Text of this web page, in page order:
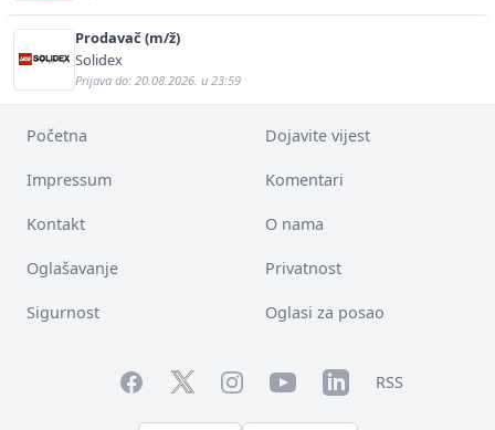
Prodavač (m/ž)
Solidex
Prijava do: 20.08.2026. u 23:59
Početna Dojavite vijest
Impressum Komentari
Kontakt O nama
Oglašavanje Privatnost
Sigurnost Oglasi za posao
FacebookTwitterInstagramYouTubeLinkedInRSS